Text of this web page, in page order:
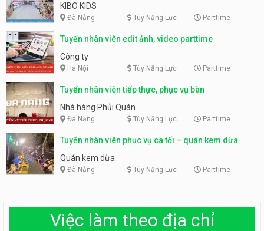
KIBO KIDS
Đà Nẵng Tùy Năng Lực Parttime
Tuyển nhân viên edit ảnh, video parttime
Công ty
Hà Nội Tùy Năng Lực Parttime
Tuyển nhân viên tiếp thực, phục vụ bàn
Nhà hàng Phủi Quán
Đà Nẵng Tùy Năng Lực Parttime
Tuyển nhân viên phục vụ ca tối – quán kem dừa
Quán kem dừa
Đà Nẵng Tùy Năng Lực Parttime
Việc làm theo địa chỉ